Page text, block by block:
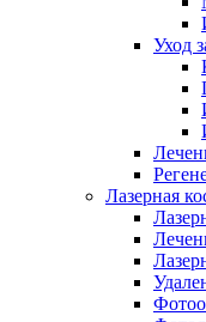
Уход
Лазерная